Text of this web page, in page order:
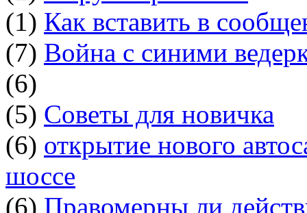
(1) Как вставить в
(7) Война с синими
(6)
(5) Советы для новичка
(6) открытие нового
шоссе
(6) Правомерны ли